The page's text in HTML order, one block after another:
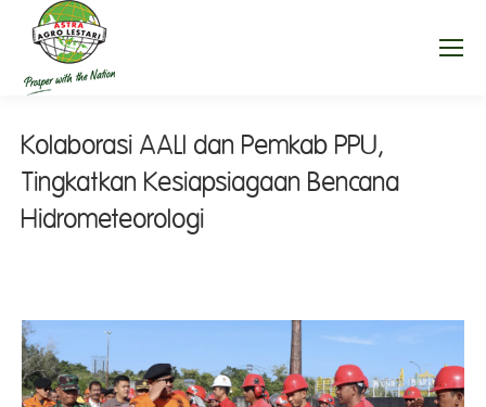
Kolaborasi AALI dan Pemkab PPU,
Tingkatkan Kesiapsiagaan Bencana
Hidrometeorologi